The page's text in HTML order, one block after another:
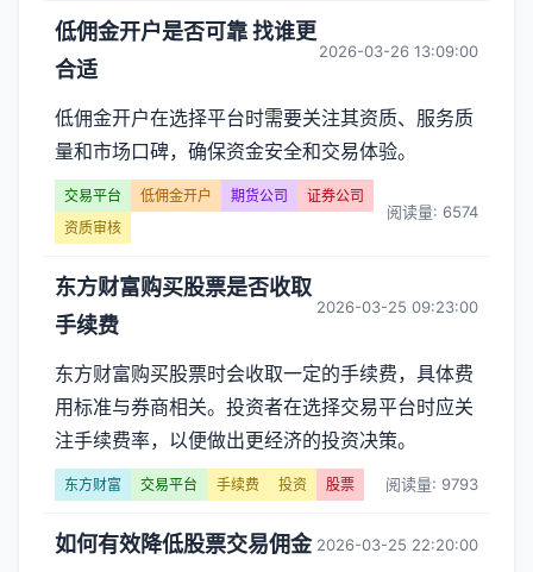
低佣金开户是否可靠 找谁更
合适
2026-03-26 13:09:00
低佣金开户在选择平台时需要关注其资质、服务质
量和市场口碑，确保资金安全和交易体验。
交易平台 低佣金开户 期货公司
证券公司
资质审核
阅读量: 6574
东方财富购买股票是否收取
手续费
2026-03-25 09:23:00
东方财富购买股票时会收取一定的手续费，具体费
用标准与券商相关。投资者在选择交易平台时应关
注手续费率，以便做出更经济的投资决策。
东方财富 交易平台 手续费 投资 股票 阅读量: 9793
如何有效降低股票交易佣金 2026-03-25 22:20:00